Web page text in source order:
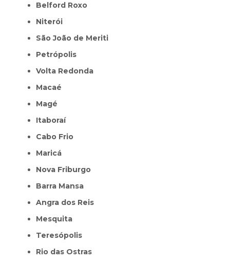
Belford Roxo
Niterói
São João de Meriti
Petrópolis
Volta Redonda
Macaé
Magé
Itaboraí
Cabo Frio
Maricá
Nova Friburgo
Barra Mansa
Angra dos Reis
Mesquita
Teresópolis
Rio das Ostras